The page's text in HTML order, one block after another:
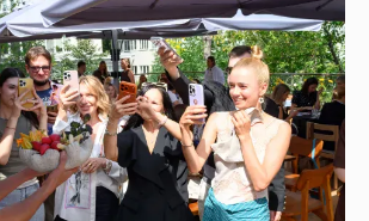
Женя Малахова,
и другие гости
вкуса и ритма»:
летние образы